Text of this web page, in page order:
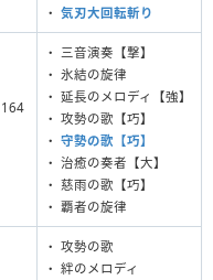
・ 気刃大回転斬り
・ 三音演奏【撃】
・ 氷結の旋律
・ 延長のメロディ【強】
・ 攻勢の歌【巧】
・ 守勢の歌【巧】
・ 治癒の奏者【大】
・ 慈雨の歌【巧】
・ 覇者の旋律
・ 攻勢の歌
・ 絆のメロディ